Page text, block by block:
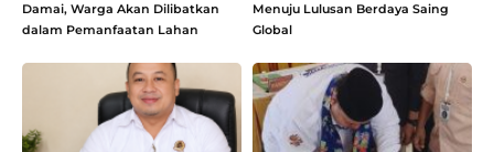
Damai, Warga Akan Dilibatkan
dalam Pemanfaatan Lahan
Menuju Lulusan Berdaya Saing
Global